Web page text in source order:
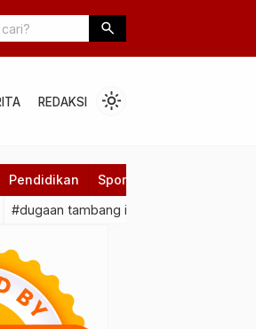
Muda untuk Berkarya dan
search
REDAKSI light_mode
Pendidikan Sport
#dugaan tambang ilegal Duampanua